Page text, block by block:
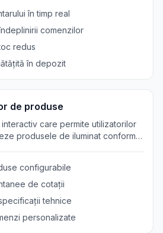
în timp real
comenzilor
redus
în depozit
de produse
interactiv care permite utilizatorilor
produsele de iluminat conform
configurabile
de cotații
tehnice
personalizate